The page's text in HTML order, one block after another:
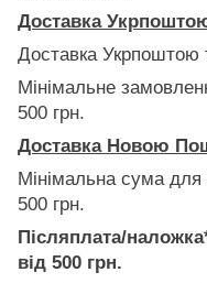
Доставка Укрпоштою
Доставка Укрпоштою
Мінімальне
500 грн.
Доставка Новою
Мінімальна сума
500 грн.
Післяплата/
від 500 грн.